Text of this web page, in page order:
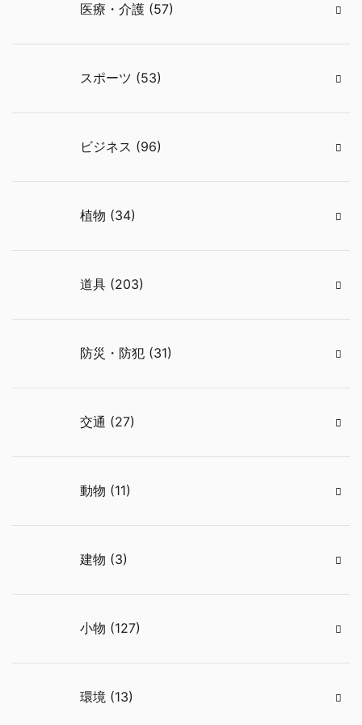
医療・介護 (57)
スポーツ (53)
ビジネス (96)
植物 (34)
道具 (203)
防災・防犯 (31)
交通 (27)
動物 (11)
建物 (3)
小物 (127)
環境 (13)